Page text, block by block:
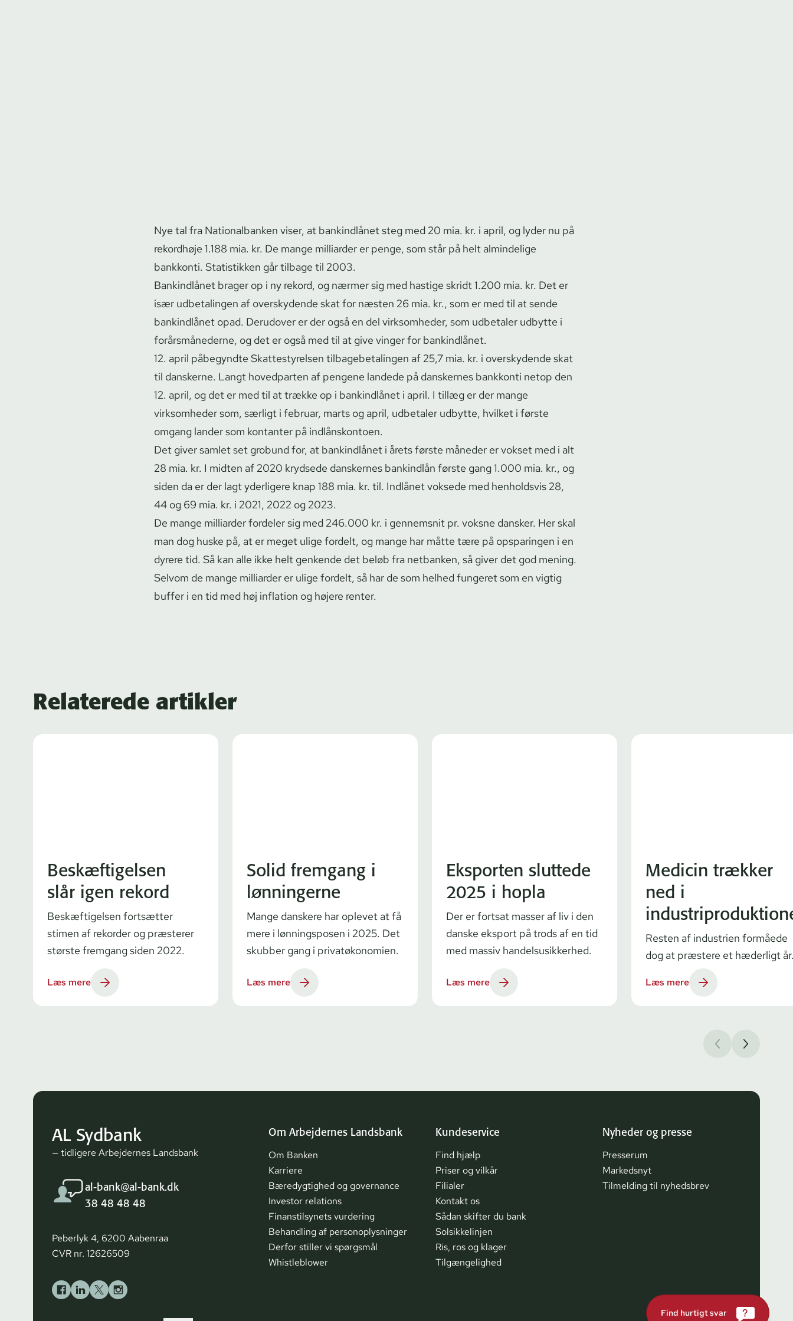
Nye tal fra Nationalbanken viser, at bankindlånet steg med 20 mia. kr. i april, og lyder nu på
rekordhøje 1.188 mia. kr. De mange milliarder er penge, som står på helt almindelige
bankkonti. Statistikken går tilbage til 2003.
Bankindlånet brager op i ny rekord, og nærmer sig med hastige skridt 1.200 mia. kr. Det er
især udbetalingen af overskydende skat for næsten 26 mia. kr., som er med til at sende
bankindlånet opad. Derudover er der også en del virksomheder, som udbetaler udbytte i
for­års­må­ne­der­ne, og det er også med til at give vinger for bankindlånet.
12. april påbegyndte Skat­testy­rel­sen til­ba­ge­be­ta­lin­gen af 25,7 mia. kr. i overskydende skat
til danskerne. Langt hovedparten af pengene landede på danskernes bankkonti netop den
12. april, og det er med til at trække op i bankindlånet i april. I tillæg er der mange
virksomheder som, særligt i februar, marts og april, udbetaler udbytte, hvilket i første
omgang lander som kontanter på indlånskontoen.
Det giver samlet set grobund for, at bankindlånet i årets første måneder er vokset med i alt
28 mia. kr. I midten af 2020 krydsede danskernes bankindlån første gang 1.000 mia. kr., og
siden da er der lagt yderligere knap 188 mia. kr. til. Indlånet voksede med henholdsvis 28,
44 og 69 mia. kr. i 2021, 2022 og 2023.
De mange milliarder fordeler sig med 246.000 kr. i gennemsnit pr. voksne dansker. Her skal
man dog huske på, at er meget ulige fordelt, og mange har måtte tære på opsparingen i en
dyrere tid. Så kan alle ikke helt genkende det beløb fra netbanken, så giver det god mening.
Selvom de mange milliarder er ulige fordelt, så har de som helhed fungeret som en vigtig
buffer i en tid med høj inflation og højere renter.
Relaterede artikler
Beskæftigelsen
slår igen rekord
Beskæftigelsen fortsætter
stimen af rekorder og præsterer
største fremgang siden 2022.
Læs mere
Solid fremgang i
lønningerne
Mange danskere har oplevet at få
mere i lønningsposen i 2025. Det
skubber gang i privatøkonomien.
Læs mere
Eksporten sluttede
2025 i hopla
Der er fortsat masser af liv i den
danske eksport på trods af en tid
med massiv handelsusikkerhed.
Læs mere
Medicin trækker
ned i
Resten af industrien formåede
dog at præstere et hæderligt
Læs mere
AL Sydbank
— tidligere Arbejdernes Landsbank
al-bank@al-bank.dk
38 48 48 48
Peberlyk 4, 6200 Aabenraa
CVR nr. 12626509
Om Arbejdernes Landsbank
Om Banken
Karriere
Bæredygtighed og governance
Investor relations
Finanstilsynets vurdering
Behandling af personoplysninger
Derfor stiller vi spørgsmål
Whistleblower
Kundeservice
Find hjælp
Priser og vilkår
Filialer
Kontakt os
Sådan skifter du bank
Solsikkelinjen
Ris, ros og klager
Tilgængelighed
Nyheder og presse
Presserum
Markedsnyt
Tilmelding til nyhedsbrev
Find hurtigt svar